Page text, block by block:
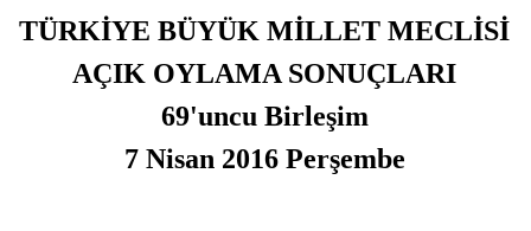
TÜRKİYE BÜYÜK MİLLET MECLİSİ
AÇIK OYLAMA SONUÇLARI
69'uncu Birleşim
7 Nisan 2016 Perşembe